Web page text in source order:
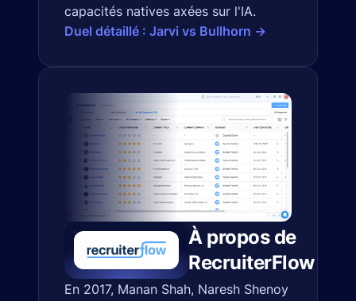
capacités natives axées sur l'IA.
Duel détaillé : Jarvi vs Bullhorn →
À propos de
RecruiterFlow
En 2017, Manan Shah, Naresh Shenoy